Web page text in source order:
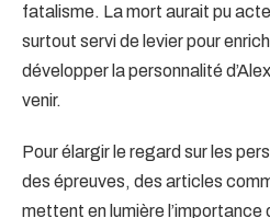
fatalisme. La mort aurait pu
surtout servi de levier pour
développer la personnalité
venir.
Pour élargir le regard sur les
des épreuves, des articles
mettent en lumière l’importance